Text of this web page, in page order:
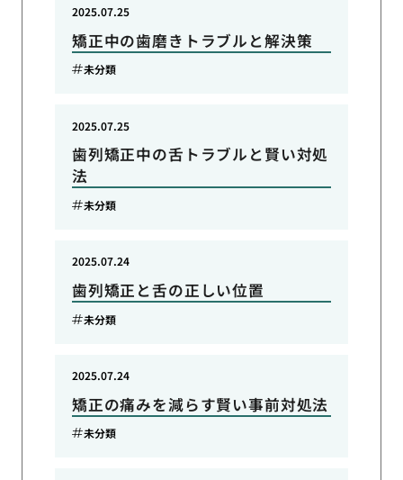
矯正中の歯磨きトラブルと解決策
2025.07.25
未分類
歯列矯正中の舌トラブルと賢い対処
法
2025.07.25
未分類
歯列矯正と舌の正しい位置
2025.07.24
未分類
矯正の痛みを減らす賢い事前対処法
2025.07.24
未分類